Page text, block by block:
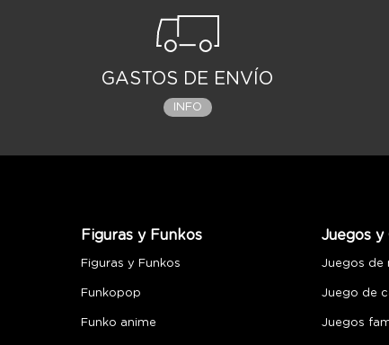
GASTOS DE ENVÍO
INFO
Figuras y Funkos
Figuras y Funkos
Funkopop
Funko anime
Juegos y
Juegos de
Juego de
Juegos